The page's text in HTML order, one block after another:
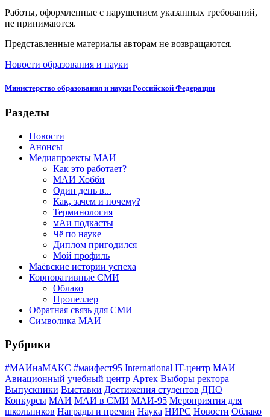
Работы, оформленные с нарушением указанных требований,
не принимаются.
Представленные материалы авторам не возвращаются.
Новости образования и науки
Министерство образования и науки Российской Федерации
Разделы
Новости
Анонсы
Медиапроекты МАИ
Как это работает?
МАИ Хобби
Один день в...
Как, зачем и почему?
Терминология
мАи подкасты
Чё по науке
Диплом пригодился
Мой профиль
Маёвские истории успеха
Корпоративные СМИ
Облако
Пропеллер
Обратная связь для СМИ
Символика МАИ
Рубрики
#МАИнаМАКС #маифест95 International IT-центр МАИ
Авиационный учебный центр Артек Выборы ректора
Выпускники Выставки Достижения студентов ДПО
Конкурсы МАИ МАИ в СМИ МАИ-95 Мероприятия для
школьников Награды и премии Наука НИРС Новости Облако